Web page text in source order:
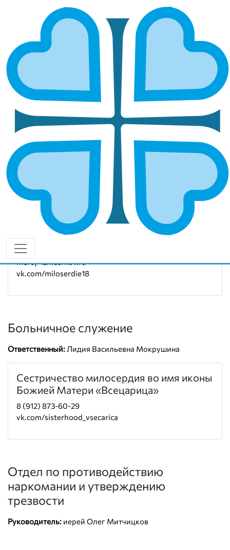
ИЖЕВСКАЯ И УДМУРТСКАЯ
ГЛАВНАЯ МИТРОПОЛИИ ИЖЕВСКАЯ И УДМУРТСКАЯ
Епархией управляет митрополит Ижевский и
Удмуртский Викорин
ОСНОВНЫЕ НАПРАВЛЕНИЯ
РАБОТЫ
Социальное служение
Социальный отдел епархии
Руководитель:
8 (912) 007-17-82
mercy-izh.cerkov.ru
vk.com/miloserdie18
Больничное служение
Ответственный: Лидия Васильевна Мокрушина
Сестричество милосердия во имя иконы
Божией Матери «Всецарица»
8 (912) 873-60-29
vk.com/sisterhood_vsecarica
Отдел по противодействию
наркомании и утверждению
трезвости
Руководитель: иерей Олег Митчицков